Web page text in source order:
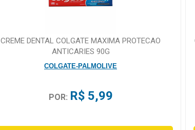
CREME DENTAL COLGATE MAXIMA PROTECAO
ANTICARIES 90G
COLGATE-PALMOLIVE
POR: R$ 5,99